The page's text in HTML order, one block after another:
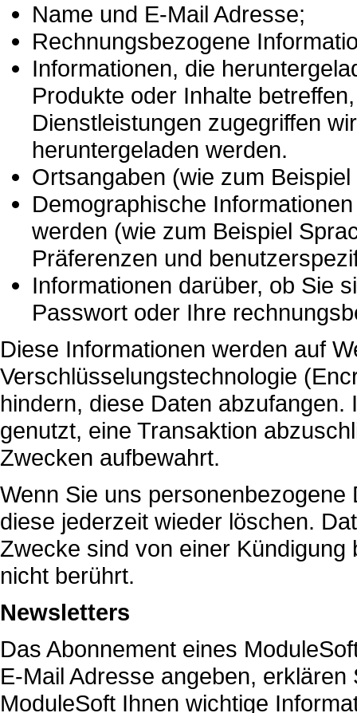
Name und E-Mail Adresse;
Rechnungsbezogene
Informationen, die
Produkte oder Inhalte
Dienstleistungen zugegriffen
heruntergeladen werden.
Ortsangaben (wie zum
Demographische
werden (wie zum Beispiel
Präferenzen und
Informationen darüber, ob Sie
Passwort oder Ihre
Diese Informationen werden auf
Verschlüsselungstechnologie
hindern, diese Daten
genutzt, eine Transaktion
Zwecken aufbewahrt.
Wenn Sie uns
diese jederzeit wieder löschen.
Zwecke sind von einer
nicht berührt.
Newsletters
Das Abonnement eines
E-Mail Adresse angeben,
ModuleSoft Ihnen wichtige